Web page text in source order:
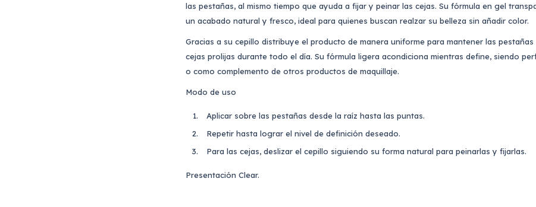
las pestañas, al mismo tiempo que ayuda a fijar y peinar las cejas. Su fórmula en gel
un acabado natural y fresco, ideal para quienes buscan realzar su belleza sin añadir color.
Gracias a su cepillo distribuye el producto de manera uniforme para mantener las pestañas
cejas prolijas durante todo el día. Su fórmula ligera acondiciona mientras define, siendo
o como complemento de otros productos de maquillaje.
Modo de uso
Aplicar sobre las pestañas desde la raíz hasta las puntas.
Repetir hasta lograr el nivel de definición deseado.
Para las cejas, deslizar el cepillo siguiendo su forma natural para peinarlas y fijarlas.
Presentación Clear.